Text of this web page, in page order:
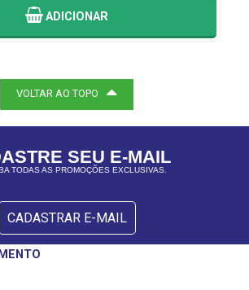
ADICIONAR
VOLTAR AO TOPO
SEU E-MAIL
TODAS AS PROMOÇÕES EXCLUSIVAS.
CADASTRAR E-MAIL